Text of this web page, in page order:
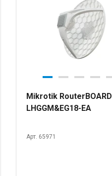
Mikrotik RouterBOARD
LHGGM&EG18-EA
Арт. 65971